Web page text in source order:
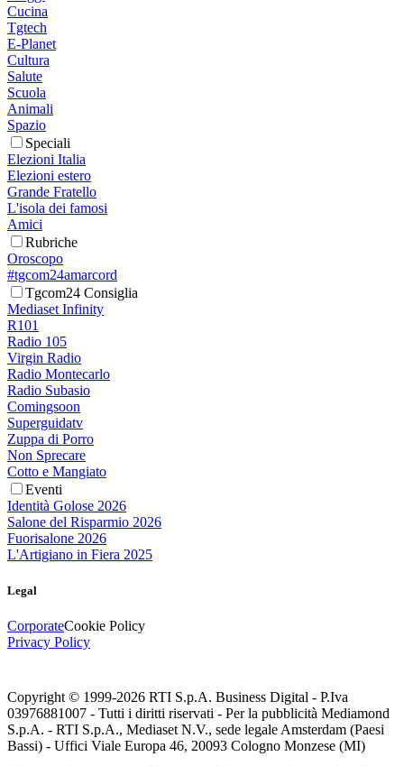
Cucina
Tgtech
E-Planet
Cultura
Salute
Scuola
Animali
Spazio
Speciali
Elezioni Italia
Elezioni estero
Grande Fratello
L'isola dei famosi
Amici
Rubriche
Oroscopo
#tgcom24amarcord
Tgcom24 Consiglia
Mediaset Infinity
R101
Radio 105
Virgin Radio
Radio Montecarlo
Radio Subasio
Comingsoon
Superguidatv
Zuppa di Porro
Non Sprecare
Cotto e Mangiato
Eventi
Identità Golose 2026
Salone del Risparmio 2026
Fuorisalone 2026
L'Artigiano in Fiera 2025
Legal
CorporateCookie Policy
Privacy Policy
Copyright © 1999-2026 RTI S.p.A. Business Digital - P.Iva
03976881007 - Tutti i diritti riservati - Per la pubblicità Mediamond
S.p.A. - RTI S.p.A., Mediaset N.V., sede legale Amsterdam (Paesi
Bassi) - Uffici Viale Europa 46, 20093 Cologno Monzese (MI)